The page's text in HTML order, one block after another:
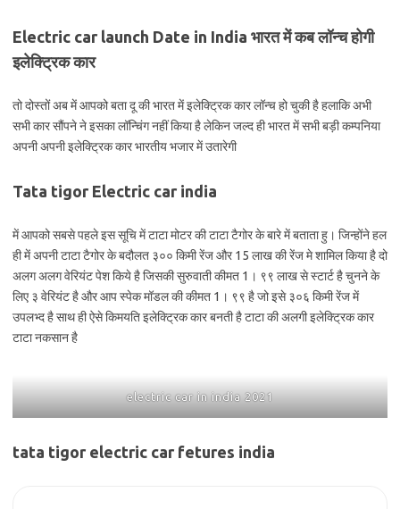
Electric car launch Date in India भारत में कब लॉन्च होगी
इलेक्ट्रिक कार
तो दोस्तों अब में आपको बता दू की भारत में इलेक्ट्रिक कार लॉन्च हो चुकी है हलाकि अभी
सभी कार सौंपने ने इसका लॉन्चिंग नहीं किया है लेकिन जल्द ही भारत में सभी बड़ी कम्पनिया
अपनी अपनी इलेक्ट्रिक कार भारतीय भजार में उतारेगी
Tata tigor Electric car india
में आपको सबसे पहले इस सूचि में टाटा मोटर की टाटा टैगोर के बारे में बताता हु। जिन्होंने हल
ही में अपनी टाटा टैगोर के बदौलत ३०० किमी रेंज और 15 लाख की रेंज मे शामिल किया है दो
अलग अलग वेरियंट पेश किये है जिसकी सुरुवाती कीमत 1। ९९ लाख से स्टार्ट है चुनने के
लिए ३ वेरियंट है और आप स्पेक मॉडल की कीमत 1। ९९ है जो इसे ३०६ किमी रेंज में
उपलभ्द है साथ ही ऐसे किमयति इलेक्ट्रिक कार बनती है टाटा की अलगी इलेक्ट्रिक कार
टाटा नकसान है
electric car in india 2021
tata tigor electric car fetures india